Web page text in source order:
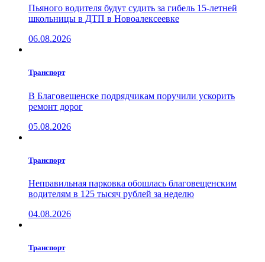
Пьяного водителя будут судить за гибель 15-летней
школьницы в ДТП в Новоалексеевке
06.08.2026
Транспорт
В Благовещенске подрядчикам поручили ускорить
ремонт дорог
05.08.2026
Транспорт
Неправильная парковка обошлась благовещенским
водителям в 125 тысяч рублей за неделю
04.08.2026
Транспорт